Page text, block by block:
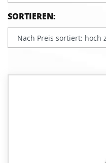
SORTIEREN:
Nach Preis sortiert: hoch